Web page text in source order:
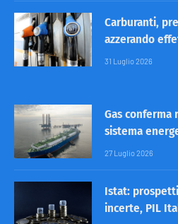
Carburanti,
azzerando
31 Luglio 2026
Gas
sistema
27 Luglio 2026
Istat:
incerte, PIL